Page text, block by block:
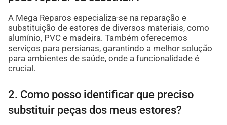
A Mega Reparos especializa-se na reparação e
substituição de estores de diversos materiais, como
alumínio, PVC e madeira. Também oferecemos
serviços para persianas, garantindo a melhor solução
para ambientes de saúde, onde a funcionalidade é
crucial.
2. Como posso identificar que preciso
substituir peças dos meus estores?